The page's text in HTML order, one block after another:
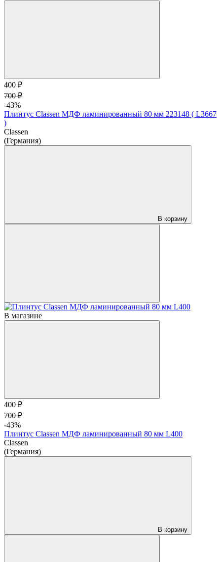
400 ₽
700 ₽
-43%
Плинтус Classen МДФ ламинированный 80 мм 223148 ( L3667
)
Classen
(Германия)
В корзину
В магазине
400 ₽
700 ₽
-43%
Плинтус Classen МДФ ламинированный 80 мм L400
Classen
(Германия)
В корзину